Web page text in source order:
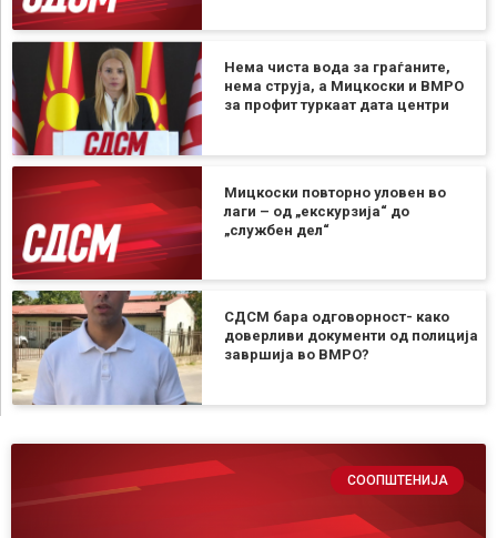
Нема чиста вода за граѓаните,
нема струја, а Мицкоски и ВМРО
за профит туркаат дата центри
Мицкоски повторно уловен во
лаги – од „екскурзија“ до
„службен дел“
СДСМ бара одговорност- како
доверливи документи од полиција
завршија во ВМРО?
СООПШТЕНИЈА